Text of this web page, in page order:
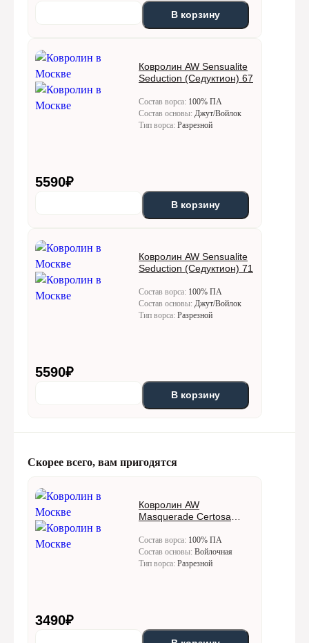
В корзину
Ковролин AW Sensualite
Seduction (Седуктион) 67
Состав ворса: 100% ПА
Состав основы: Джут/Войлок
Тип ворса: Разрезной
5590₽
В корзину
Ковролин AW Sensualite
Seduction (Седуктион) 71
Состав ворса: 100% ПА
Состав основы: Джут/Войлок
Тип ворса: Разрезной
5590₽
В корзину
Скорее всего, вам пригодятся
Ковролин AW
Masquerade Certosa
Состав ворса: 100% ПА
Состав основы: Войлочная
Тип ворса: Разрезной
3490₽